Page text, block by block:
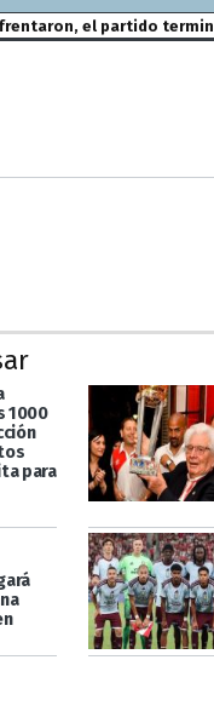
el partido
1000
para